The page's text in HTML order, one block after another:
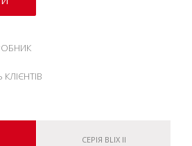
СЕРІЯ BLIX II